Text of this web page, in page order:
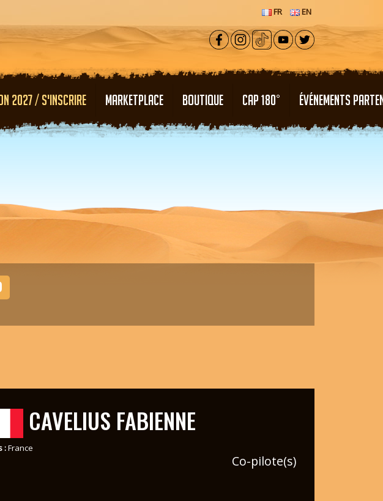
FR EN
2027 / S'INSCRIRE MARKETPLACE BOUTIQUE CAP 180° ÉVÉNEMENTS
CAVELIUS FABIENNE
:France
Co-pilote(s)